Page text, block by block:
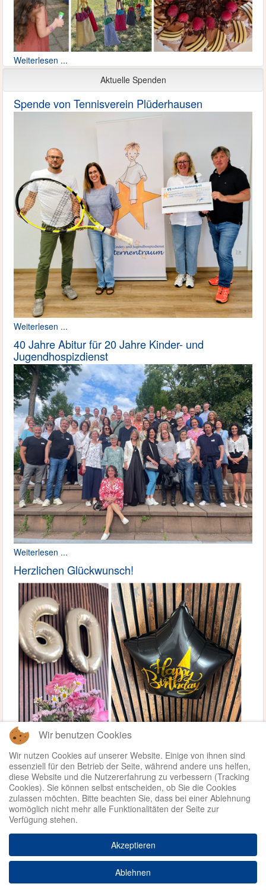
Weiterlesen ...
Aktuelle Spenden
Spende von Tennisverein Plüderhausen
Weiterlesen ...
40 Jahre Abitur für 20 Jahre Kinder- und
Jugendhospizdienst
Weiterlesen ...
Herzlichen Glückwunsch!
Weiterlesen ...
Jugendhospizdienst Sternentraum
Wir benutzen Cookies
Wir nutzen Cookies auf unserer Website. Einige von ihnen sind
essenziell für den Betrieb der Seite, während andere uns helfen,
diese Website und die Nutzererfahrung zu verbessern (Tracking
Cookies). Sie können selbst entscheiden, ob Sie die Cookies
zulassen möchten. Bitte beachten Sie, dass bei einer Ablehnung
womöglich nicht mehr alle Funktionalitäten der Seite zur
Verfügung stehen.
Akzeptieren
Ablehnen